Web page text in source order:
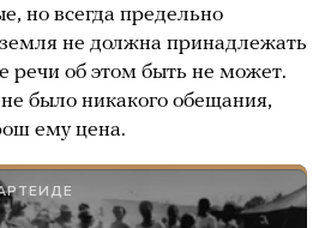
но всегда предельно
не должна принадлежать
речи об этом быть не может.
было никакого обещания,
ему цена.